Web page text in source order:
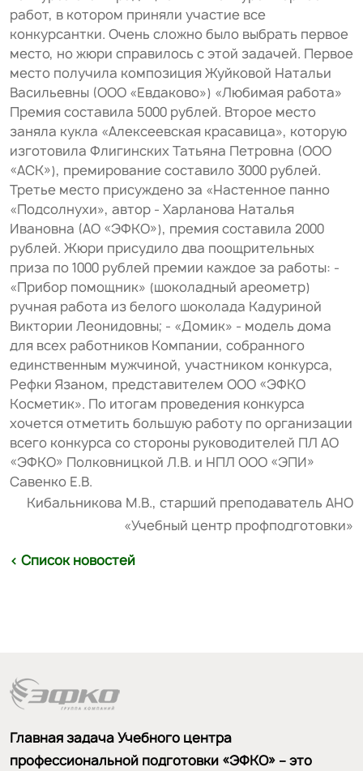
работ, в котором приняли участие все
конкурсантки. Очень сложно было выбрать первое
место, но жюри справилось с этой задачей. Первое
место получила композиция Жуйковой Натальи
Васильевны (ООО «Евдаково») «Любимая работа»
Премия составила 5000 рублей. Второе место
заняла кукла «Алексеевская красавица», которую
изготовила Флигинских Татьяна Петровна (ООО
«АСК»), премирование составило 3000 рублей.
Третье место присуждено за «Настенное панно
«Подсолнухи», автор - Харланова Наталья
Ивановна (АО «ЭФКО»), премия составила 2000
рублей. Жюри присудило два поощрительных
приза по 1000 рублей премии каждое за работы: -
«Прибор помощник» (шоколадный ареометр)
ручная работа из белого шоколада Кадуриной
Виктории Леонидовны; - «Домик» - модель дома
для всех работников Компании, собранного
единственным мужчиной, участником конкурса,
Рефки Язаном, представителем ООО «ЭФКО
Косметик». По итогам проведения конкурса
хочется отметить большую работу по организации
всего конкурса со стороны руководителей ПЛ АО
«ЭФКО» Полковницкой Л.В. и НПЛ ООО «ЭПИ»
Савенко Е.В.
Кибальникова М.В., старший преподаватель АНО
«Учебный центр профподготовки»
< Список новостей
Главная задача Учебного центра
профессиональной подготовки «ЭФКО» – это